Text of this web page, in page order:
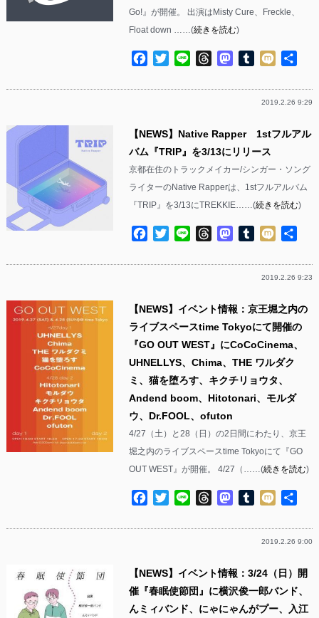
Go!』が開催。 出演はMisty Cure、Freckle、
Float down ……(続きを読む)
Facebook
TwitterLine ThreadsMastodon
Tumblr
Mixi
2019.2.26 9:29
【NEWS】Native Rapper 1stフルアル
バム『TRIP』を3/13にリリース
京都在住のトラックメイカー/シンガー・ソング
ライターのNative Rapperは、1stフルアルバム
『TRIP』を3/13にTREKKIE……(続きを読む)
Facebook
TwitterLine ThreadsMastodon
Tumblr
Mixi
2019.2.26 9:23
【NEWS】イベント情報：京王堀之内の
ライブスペースtime Tokyoにて開催の
『GO OUT WEST』にCoCoCinema、
UHNELLYS、Chima、THE ワルダク
ミ、猫を堕ろす、キクチリョウタ、
Andend boom、Hitotonari、モルダ
ウ、Dr.FOOL、ofuton
4/27（土）と28（日）の2日間にわたり、京王
堀之内のライブスペースtime Tokyoにて『GO
OUT WEST』が開催。 4/27（……(続きを読む)
Facebook
TwitterLine ThreadsMastodon
Tumblr
Mixi
2019.2.26 9:00
【NEWS】イベント情報：3/24（日）開
催『春眠使節団』に横沢俊一郎バンド、
んミィバンド、にゃにゃんがプー、入江